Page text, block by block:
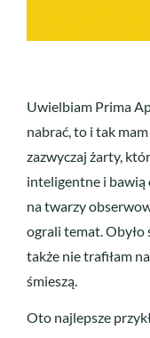
Uwielbiam Prima
nabrać, to i tak
zazwyczaj żarty,
inteligentne i bawią
na twarzy
ograli temat. Obyło
także nie trafiłam
śmieszą.
Oto najlepsze